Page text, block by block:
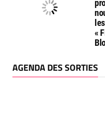
«
AGENDA DES SORTIES